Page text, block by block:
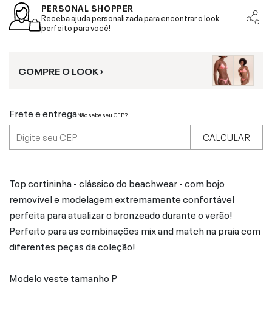
PERSONAL SHOPPER
Receba ajuda personalizada para encontrar o look
perfeito para você!
COMPRE O LOOK ›
Frete e entregaNão sabe seu CEP?
CALCULAR
Top cortininha - clássico do beachwear - com bojo
removível e modelagem extremamente confortável
perfeita para atualizar o bronzeado durante o verão!
Perfeito para as combinações mix and match na praia com
diferentes peças da coleção!
Modelo veste tamanho P